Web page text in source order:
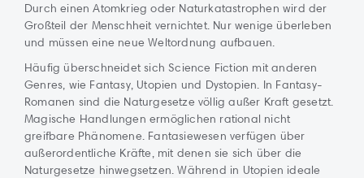
Durch einen Atomkrieg oder Naturkatastrophen wird der
Großteil der Menschheit vernichtet. Nur wenige überleben
und müssen eine neue Weltordnung aufbauen.
Häufig überschneidet sich Science Fiction mit anderen
Genres, wie Fantasy, Utopien und Dystopien. In Fantasy-
Romanen sind die Naturgesetze völlig außer Kraft gesetzt.
Magische Handlungen ermöglichen rational nicht
greifbare Phänomene. Fantasiewesen verfügen über
außerordentliche Kräfte, mit denen sie sich über die
Naturgesetze hinwegsetzen. Während in Utopien ideale